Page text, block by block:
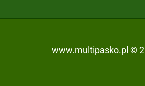
www.multipasko.pl ©